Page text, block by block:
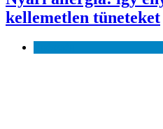
kellemetlen tüneteket